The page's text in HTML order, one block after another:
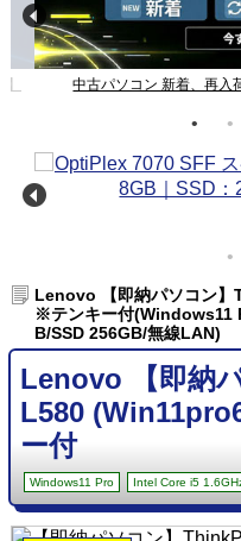
中古パソコン 新着、再入
Lenovo 【即納パソコン
※テンキー付(Windows11
B/SSD 256GB/無線LAN)
Lenovo 【即納
L580
ー付
Windows11 Pro Intel Core i5